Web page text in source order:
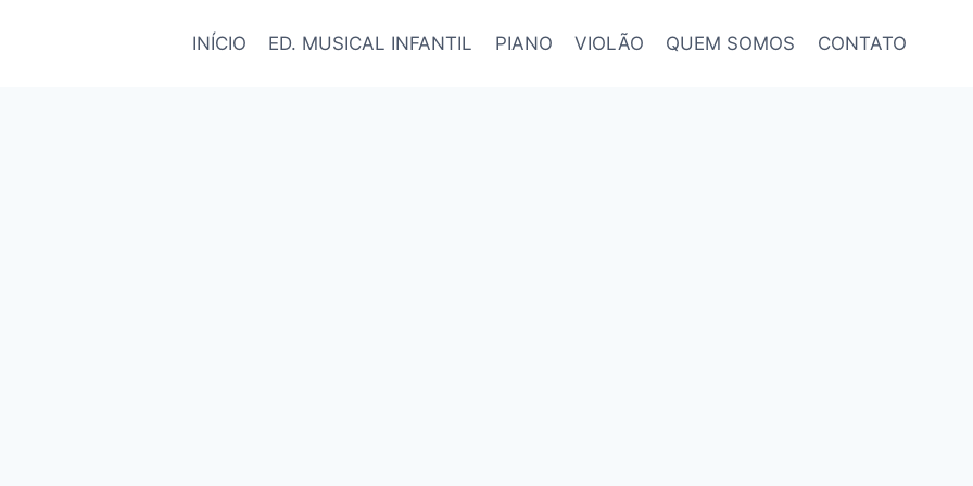
INÍCIO ED. MUSICAL INFANTIL PIANO VIOLÃO QUEM SOMOS CONTATO